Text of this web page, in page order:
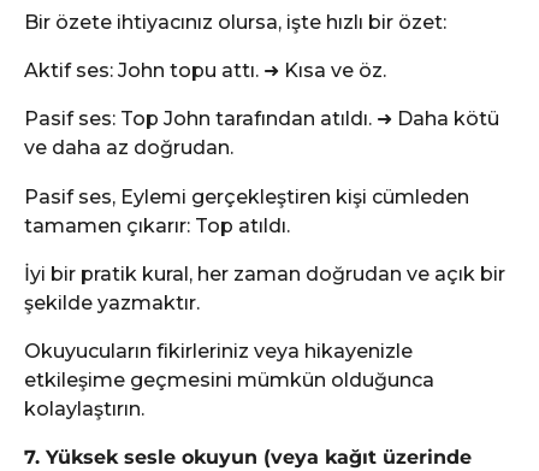
Bir özete ihtiyacınız olursa, işte hızlı bir özet:
Aktif ses: John topu attı. ➜ Kısa ve öz.
Pasif ses: Top John tarafından atıldı. ➜ Daha kötü
ve daha az doğrudan.
Pasif ses, Eylemi gerçekleştiren kişi cümleden
tamamen çıkarır: Top atıldı.
İyi bir pratik kural, her zaman doğrudan ve açık bir
şekilde yazmaktır.
Okuyucuların fikirleriniz veya hikayenizle
etkileşime geçmesini mümkün olduğunca
kolaylaştırın.
7. Yüksek sesle okuyun (veya kağıt üzerinde